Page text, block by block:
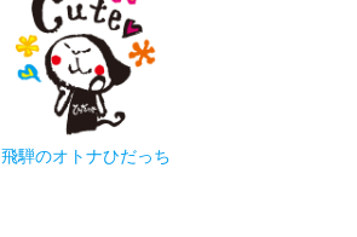
飛騨のオトナひだっち